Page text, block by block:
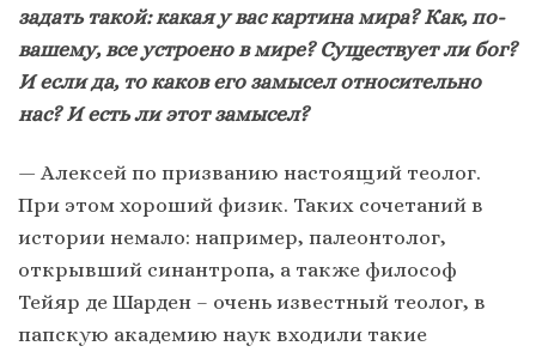
задать такой: какая у вас картина мира? Как, по-
вашему, все устроено в мире? Существует ли бог?
И если да, то каков его замысел относительно
нас? И есть ли этот замысел?
— Алексей по призванию настоящий теолог.
При этом хороший физик. Таких сочетаний в
истории немало: например, палеонтолог,
открывший синантропа, а также философ
Тейяр де Шарден – очень известный теолог, в
папскую академию наук входили такие